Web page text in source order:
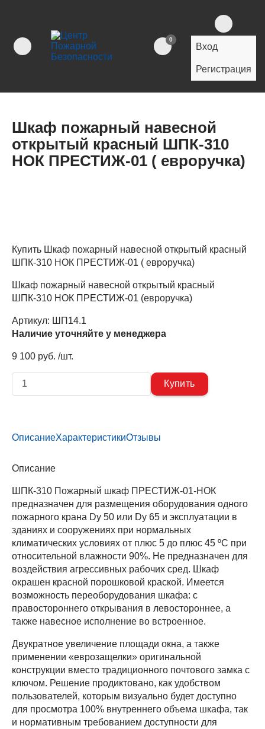
0
Вход
Регистрация
Шкаф пожарный навесной
открытый красный ШПК-310
НОК ПРЕСТИЖ-01 ( евроручка)
Купить Шкаф пожарный навесной открытый красный
ШПК-310 НОК ПРЕСТИЖ-01 ( евроручка)
Шкаф пожарный навесной открытый красный
ШПК-310 НОК ПРЕСТИЖ-01 (евроручка)
Артикул: ШП14.1
Наличие уточняйте у менеджера
9 100 руб. /шт.
ОписаниеХарактеристикиОтзывы
Описание
ШПК-310 Пожарный шкаф ПРЕСТИЖ-01-НОК
предназначен для размещения оборудования одного
пожарного крана Dy 50 или Dy 65 и эксплуатации в
зданиях и сооружениях при нормальных
климатических условиях от плюс 5 до плюс 45 ºС при
относительной влажности 90%. Не предназначен для
воздействия агрессивных рабочих сред. Шкаф
окрашен красной порошковой краской. Имеется
возможность переоборудования шкафа: с
правостороннего открывания в левостороннее, а
также навесное исполнение во встроенное.
Двукратное увеличение площади окна, а также
применении «еврозащелки» оригинальной
конструкции вместо традиционного почтового замка с
ключом. Решение продиктовано, как удобством
пользователей, которым визуально будет доступно
для просмотра 100% внутреннего объема шкафа, так
и нормативным требованием доступности для